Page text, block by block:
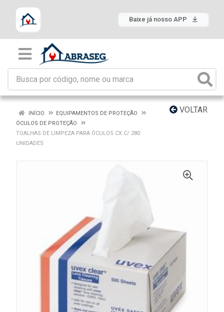
Baixe já nosso APP
VOLTAR
INÍCIO
EQUIPAMENTOS DE PROTEÇÃO
ÓCULOS DE PROTEÇÃO
TOALHAS DE LIMPEZA PARA ÓCULOS CX C/ 280
UNIDADES